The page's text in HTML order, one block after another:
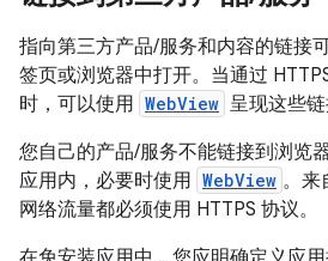
指向第三方产品/服务和内容的链接
签页或浏览器中打开。当通过
时，可以使用 WebView 呈现这些链
您自己的产品/服务不能链接到浏览
应用内，必要时使用 WebView 。来
网络流量都必须使用 HTTPS 协议。